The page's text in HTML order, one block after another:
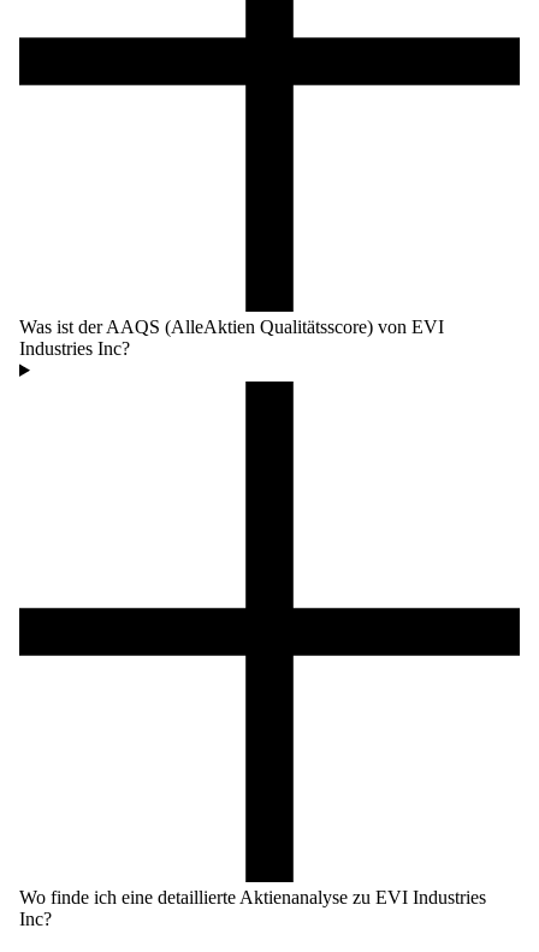
Was ist der AAQS (AlleAktien Qualitätsscore) von EVI
Industries Inc?
Wo finde ich eine detaillierte Aktienanalyse zu EVI Industries
Inc?